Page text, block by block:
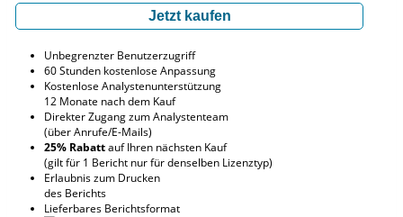
Jetzt kaufen
Unbegrenzter Benutzerzugriff
60 Stunden kostenlose Anpassung
Kostenlose Analystenunterstützung
12 Monate nach dem Kauf
Direkter Zugang zum Analystenteam
(über Anrufe/E-Mails)
25% Rabattauf Ihren nächsten Kauf
(gilt für 1 Bericht nur für denselben Lizenztyp)
Erlaubnis zum Drucken
des Berichts
Lieferbares Berichtsformat